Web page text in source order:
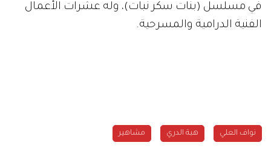
في مسلسل (بنات سكر نبات)، وله عشرات الأعمال
الفنية الدرامية والمسرحية.
نواف العلي هبة الدري مشاهير